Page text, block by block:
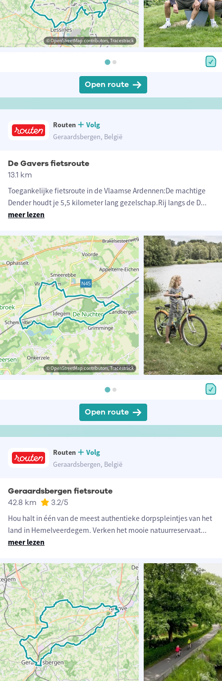
© OpenStreetMap contributors, Tracestrack
Open route
Routen
Volg
Geraardsbergen, België
De Gavers fietsroute
13.1 km
Toegankelijke fietsroute in de Vlaamse Ardennen:De machtige
Dender houdt je 5,5 kilometer lang gezelschap.Rij langs de D...
meer lezen
© OpenStreetMap contributors, Tracestrack
Open route
Routen
Volg
Geraardsbergen, België
Geraardsbergen fietsroute
42.8 km 3.2/5
Hou halt in één van de meest authentieke dorpspleintjes van het
land in Hemelveerdegem. Verken het mooie natuurreservaat...
meer lezen